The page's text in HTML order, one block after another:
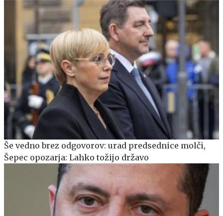
Še vedno brez odgovorov: urad predsednice molči,
Šepec opozarja: Lahko tožijo državo